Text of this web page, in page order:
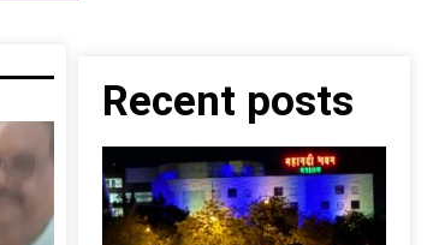
Recent posts